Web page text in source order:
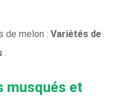
de melon : Variétés de
.
musqués et